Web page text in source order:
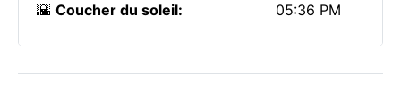
🌇 Coucher du soleil: 05:36 PM